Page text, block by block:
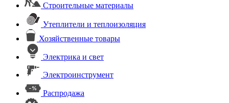
Строительные материалы
Утеплители и теплоизоляция
Хозяйственные товары
Электрика и свет
Электроинструмент
Распродажа